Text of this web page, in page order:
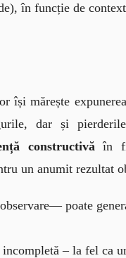
în funcție de
își mărește
dar și
constructivă în
un anumit rezultat
poate
– la fel ca